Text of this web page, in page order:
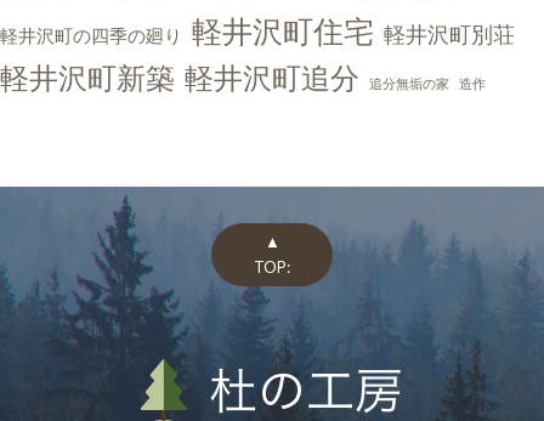
軽井沢町の四季の廻り 軽井沢町住宅 軽井沢町別荘
軽井沢町新築 軽井沢町追分 追分無垢の家 造作
▲
TOP: